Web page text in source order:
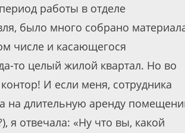
работы в отделе
было много собрано
числе и касающегося
то целый жилой квартал. Но во
И если меня, сотрудника
на длительную аренду
я отвечала: «Ну что вы, какой